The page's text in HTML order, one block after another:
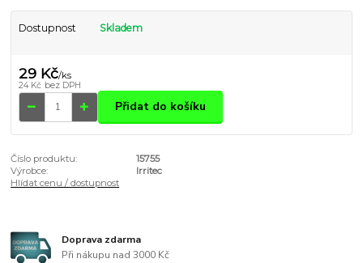
Dostupnost Skladem
29 Kč/ks
24 Kč bez DPH
Přidat do košíku
Číslo produktu:
15755
Výrobce:
Irritec
Hlídat cenu / dostupnost
Doprava zdarma
Při nákupu nad 3000 Kč